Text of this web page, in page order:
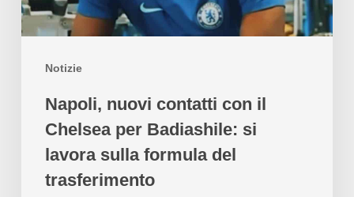
Notizie
Napoli, nuovi contatti con il
Chelsea per Badiashile: si
lavora sulla formula del
trasferimento